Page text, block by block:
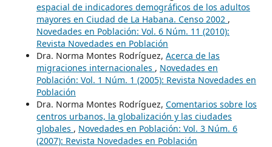
espacial de indicadores demográficos de los adultos
mayores en Ciudad de La Habana. Censo 2002 ,
Novedades en Población: Vol. 6 Núm. 11 (2010):
Revista Novedades en Población
Dra. Norma Montes Rodríguez, Acerca de las
migraciones internacionales , Novedades en
Población: Vol. 1 Núm. 1 (2005): Revista Novedades en
Población
Dra. Norma Montes Rodríguez, Comentarios sobre los
centros urbanos, la globalización y las ciudades
globales , Novedades en Población: Vol. 3 Núm. 6
(2007): Revista Novedades en Población